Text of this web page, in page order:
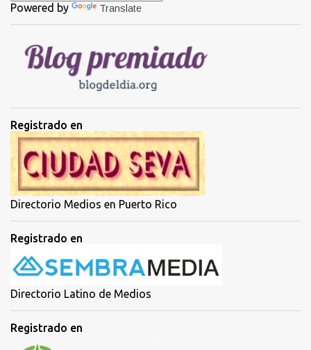
r
o
s
Powered by Translate
Registrado en
Directorio Medios en Puerto Rico
Registrado en
Directorio Latino de Medios
Registrado en